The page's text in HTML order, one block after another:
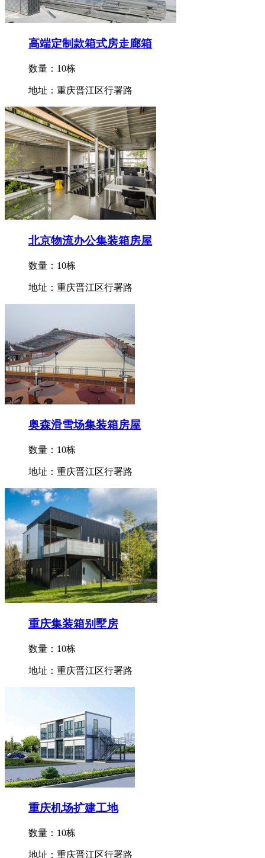
高端定制款箱式房走廊箱
数量：10栋
地址：重庆晋江区行署路
北京物流办公集装箱房屋
数量：10栋
地址：重庆晋江区行署路
奥森滑雪场集装箱房屋
数量：10栋
地址：重庆晋江区行署路
重庆集装箱别墅房
数量：10栋
地址：重庆晋江区行署路
重庆机场扩建工地
数量：10栋
地址：重庆晋江区行署路